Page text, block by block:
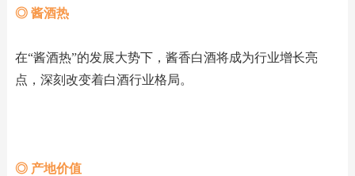
◎ 酱酒热
在“酱酒热”的发展大势下，酱香白酒将成为行业增长亮
点，深刻改变着白酒行业格局。
◎ 产地价值